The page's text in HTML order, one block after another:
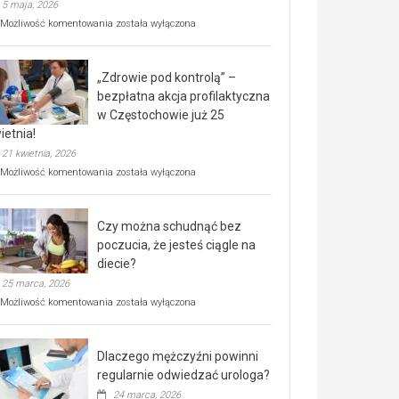
5 maja, 2026
Możliwość komentowania Rusza
rehabilitacji
dla
seniorów!
została wyłączona
„Zdrowie pod kontrolą” –
bezpłatna akcja profilaktyczna
w Częstochowie już 25
21 kwietnia, 2026
Możliwość komentowania „Zdrowie
bezpłatna
akcja
profilaktyczna
w
już
kwietnia!
została wyłączona
Czy można schudnąć bez
poczucia, że jesteś ciągle na
diecie?
25 marca, 2026
Możliwość komentowania Czy
poczucia,
że
została wyłączona
Dlaczego mężczyźni powinni
regularnie odwiedzać urologa?
24 marca, 2026